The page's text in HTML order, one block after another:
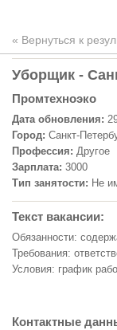
« Вернуться к
Уборщик -
Промтехноэко
Дата обновления:
Город: Санкт-
Профессия: Другое
Зарплата: 3000
Тип занятости: Не
Текст вакансии:
Обязанности:
Требования:
Условия: график
Контактные